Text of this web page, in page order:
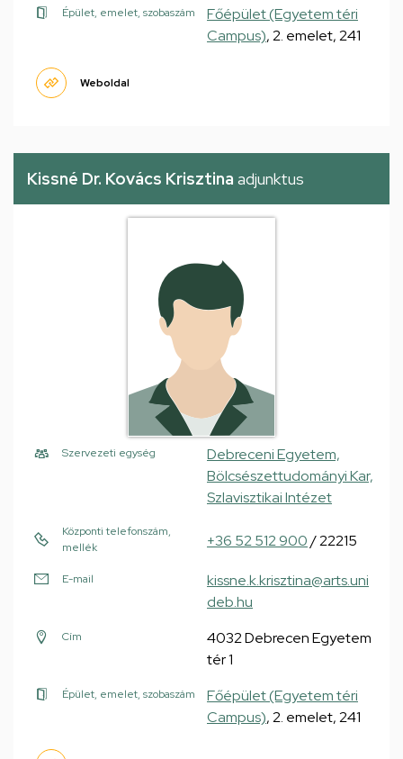
Épület, emelet, szobaszám
Főépület (Egyetem téri
Campus), 2. emelet, 241
Weboldal
Kissné Dr. Kovács Krisztina adjunktus
Szervezeti egység
Debreceni Egyetem,
Bölcsészettudományi Kar,
Szlavisztikai Intézet
Központi telefonszám,
mellék
+36 52 512 900/ 22215
E-mail
kissne.k.krisztina@arts.uni
deb.hu
Cím
4032 Debrecen Egyetem
tér 1
Épület, emelet, szobaszám
Főépület (Egyetem téri
Campus), 2. emelet, 241